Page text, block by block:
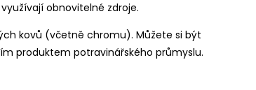
obnovitelné zdroje.
kovů (včetně chromu). Můžete si být
produktem potravinářského průmyslu.